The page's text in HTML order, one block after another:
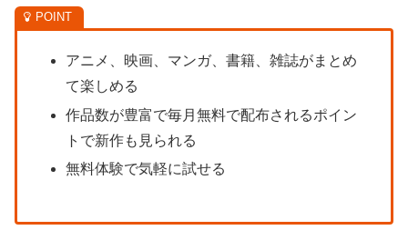
アニメ、映画、マンガ、書籍、雑誌がまとめ
て楽しめる
作品数が豊富で毎月無料で配布されるポイン
トで新作も見られる
無料体験で気軽に試せる